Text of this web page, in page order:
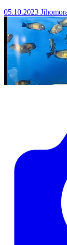
05.10.2023